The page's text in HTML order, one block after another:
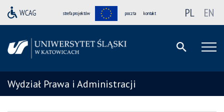
strefa projektów poczta kontakt PL EN
Wydział Prawa i Administracji